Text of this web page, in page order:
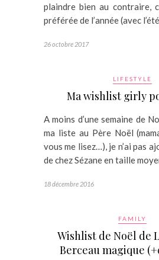
plaindre bien au contraire,
préférée de l’année (avec
26 octobre 2017
LIFESTYLE
Ma wishlist girly
A moins d’une semaine de
ma liste au Père Noël
vous me lisez…), je n’ai pas
de chez Sézane en taille
18 décembre 2016
FAMILY
Wishlist de Noël de
Berceau magique